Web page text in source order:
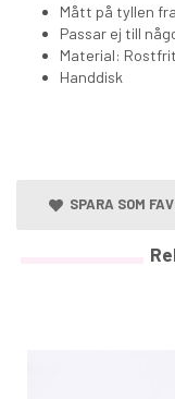
Mått på tyllen
Passar ej till
Material:
Handdisk
SPARA SOM